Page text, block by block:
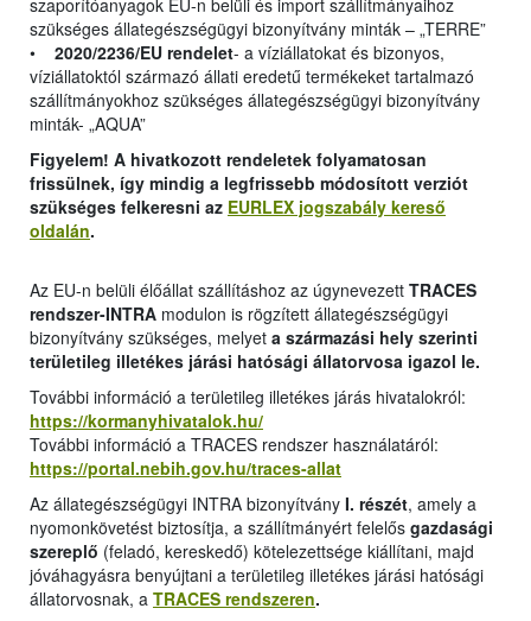
szaporítóanyagok EU-n belüli és import szállítmányaihoz
szükséges állategészségügyi bizonyítvány minták – „TERRE”
• 2020/2236/EU rendelet- a víziállatokat és bizonyos,
víziállatoktól származó állati eredetű termékeket tartalmazó
szállítmányokhoz szükséges állategészségügyi bizonyítvány
minták- „AQUA”
Figyelem! A hivatkozott rendeletek folyamatosan
frissülnek, így mindig a legfrissebb módosított verziót
szükséges felkeresni az EURLEX jogszabály kereső
oldalán.
Az EU-n belüli élőállat szállításhoz az úgynevezett TRACES
rendszer-INTRA modulon is rögzített állategészségügyi
bizonyítvány szükséges, melyet a származási hely szerinti
területileg illetékes járási hatósági állatorvosa igazol le.
További információ a területileg illetékes járás hivatalokról:
https://kormanyhivatalok.hu/
További információ a TRACES rendszer használatáról:
https://portal.nebih.gov.hu/traces-allat
Az állategészségügyi INTRA bizonyítvány I. részét, amely a
nyomonkövetést biztosítja, a szállítmányért felelős gazdasági
szereplő (feladó, kereskedő) kötelezettsége kiállítani, majd
jóváhagyásra benyújtani a területileg illetékes járási hatósági
állatorvosnak, a TRACES rendszeren.